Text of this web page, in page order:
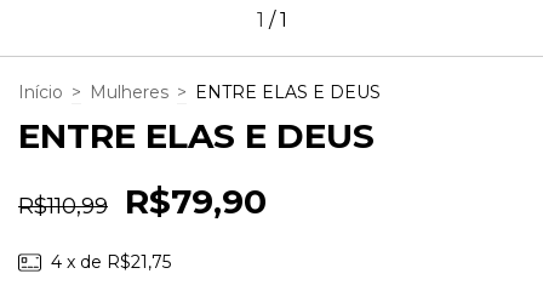
1 /1
Início > Mulheres > ENTRE ELAS E DEUS
ENTRE ELAS E DEUS
R$110,99 R$79,90
4 x de R$21,75